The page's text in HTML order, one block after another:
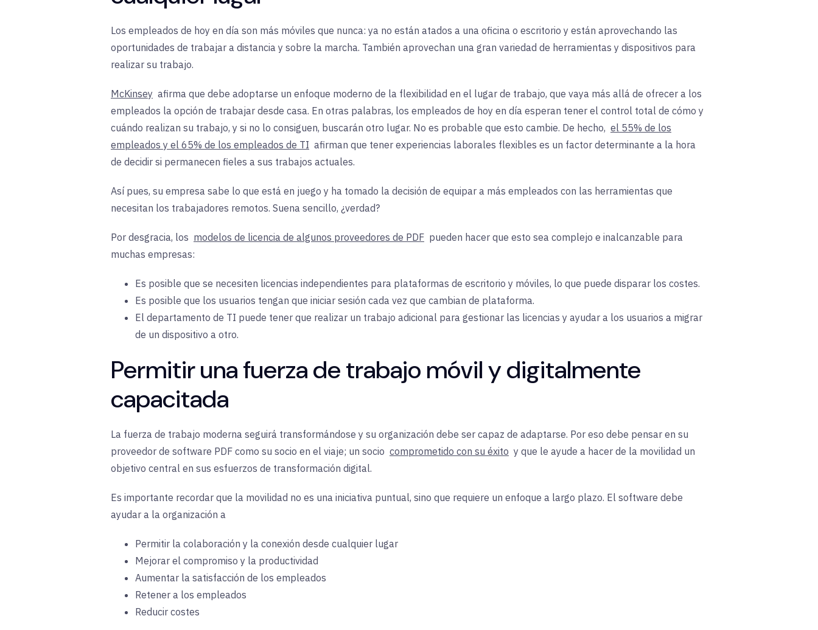
Los empleados de hoy en día son más móviles que nunca: ya no están atados a una oficina o escritorio y están aprovechando las
oportunidades de trabajar a distancia y sobre la marcha. También aprovechan una gran variedad de herramientas y dispositivos para
realizar su trabajo.
McKinsey afirma que debe adoptarse un enfoque moderno de la flexibilidad en el lugar de trabajo, que vaya más allá de ofrecer a los
empleados la opción de trabajar desde casa. En otras palabras, los empleados de hoy en día esperan tener el control total de cómo y
cuándo realizan su trabajo, y si no lo consiguen, buscarán otro lugar. No es probable que esto cambie. De hecho, el 55% de los
empleados y el 65% de los empleados de TI afirman que tener experiencias laborales flexibles es un factor determinante a la hora
de decidir si permanecen fieles a sus trabajos actuales.
Así pues, su empresa sabe lo que está en juego y ha tomado la decisión de equipar a más empleados con las herramientas que
necesitan los trabajadores remotos. Suena sencillo, ¿verdad?
Por desgracia, los modelos de licencia de algunos proveedores de PDF pueden hacer que esto sea complejo e inalcanzable para
muchas empresas:
Es posible que se necesiten licencias independientes para plataformas de escritorio y móviles, lo que puede disparar los costes.
Es posible que los usuarios tengan que iniciar sesión cada vez que cambian de plataforma.
El departamento de TI puede tener que realizar un trabajo adicional para gestionar las licencias y ayudar a los usuarios a migrar
de un dispositivo a otro.
Permitir una fuerza de trabajo móvil y digitalmente
capacitada
La fuerza de trabajo moderna seguirá transformándose y su organización debe ser capaz de adaptarse. Por eso debe pensar en su
proveedor de software PDF como su socio en el viaje; un socio comprometido con su éxito y que le ayude a hacer de la movilidad un
objetivo central en sus esfuerzos de transformación digital.
Es importante recordar que la movilidad no es una iniciativa puntual, sino que requiere un enfoque a largo plazo. El software debe
ayudar a la organización a
Permitir la colaboración y la conexión desde cualquier lugar
Mejorar el compromiso y la productividad
Aumentar la satisfacción de los empleados
Retener a los empleados
Reducir costes